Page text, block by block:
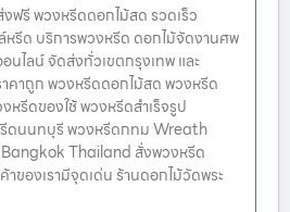
ฟรี พวงหรีดดอกไม้สด รวดเร็ว
หรีด บริการพวงหรีด ดอกไม้จัดงานศพ
นไลน์ จัดส่งทั่วเขตกรุงเทพ และ
คาถูก พวงหรีดดอกไม้สด พวงหรีด
รีดของใช้ พวงหรีดสำเร็จรูป
ดนนทบุรี พวงหรีดกทม Wreath
Thailand สั่งพวงหรีด
าของเรามีจุดเด่น ร้านดอกไม้วัดพระ